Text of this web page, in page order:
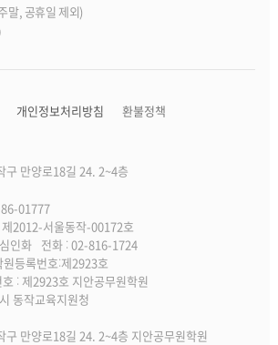
말, 공휴일 제외)
개인정보처리방침 환불정책
구 만양로18길 24. 2~4층
01777
2012-서울동작-00172호
인화 전화 : 02-816-1724
원등록번호:제2923호
: 제2923호 지안공무원학원
동작교육지원청
구 만양로18길 24. 2~4층 지안공무원학원